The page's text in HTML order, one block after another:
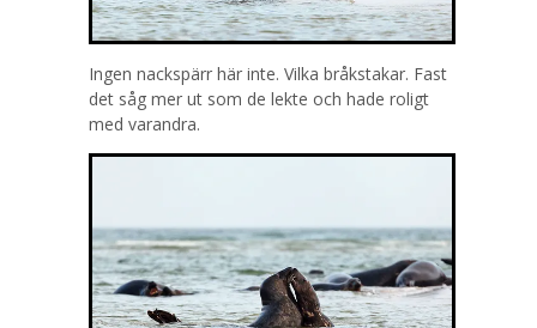
Ingen nackspärr här inte. Vilka bråkstakar. Fast
det såg mer ut som de lekte och hade roligt
med varandra.